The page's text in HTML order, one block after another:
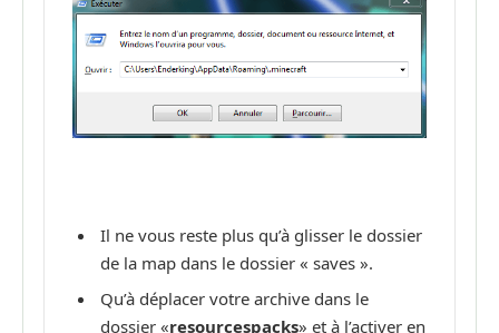
Il ne vous reste plus qu’à glisser le dossier
de la map dans le dossier « saves ».
Qu’à déplacer votre archive dans le
dossier «resourcespacks» et à l’activer en